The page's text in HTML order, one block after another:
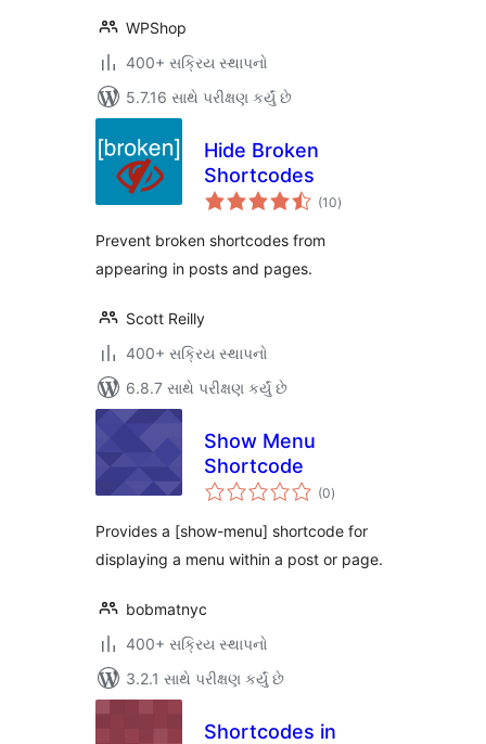
WPShop
400+ સક્રિય સ્થાપનો
5.7.16 સાથે પરીક્ષણ કર્યું છે
Hide Broken
Shortcodes
(10કુલ
રેટિંગ્સ
)
Prevent broken shortcodes from
appearing in posts and pages.
Scott Reilly
400+ સક્રિય સ્થાપનો
6.8.7 સાથે પરીક્ષણ કર્યું છે
Show Menu
Shortcode
(0કુલ
રેટિંગ્સ
)
Provides a [show-menu] shortcode for
displaying a menu within a post or page.
bobmatnyc
400+ સક્રિય સ્થાપનો
3.2.1 સાથે પરીક્ષણ કર્યું છે
Shortcodes in